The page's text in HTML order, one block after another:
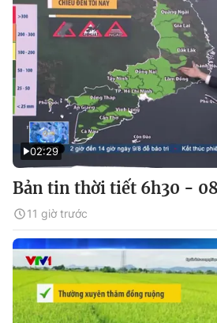
02:29
Bản tin thời tiết 6h30 -
11 giờ trước